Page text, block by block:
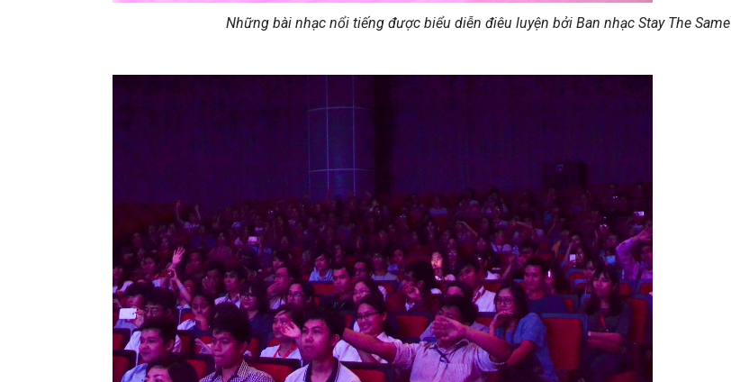
Những bài nhạc nổi tiếng được biểu diễn điêu luyện bởi Ban nhạc Stay The Same